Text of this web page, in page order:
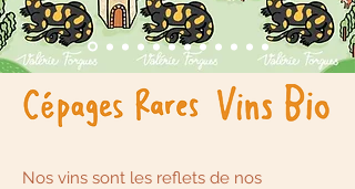
Nos vins sont les reflets de nos